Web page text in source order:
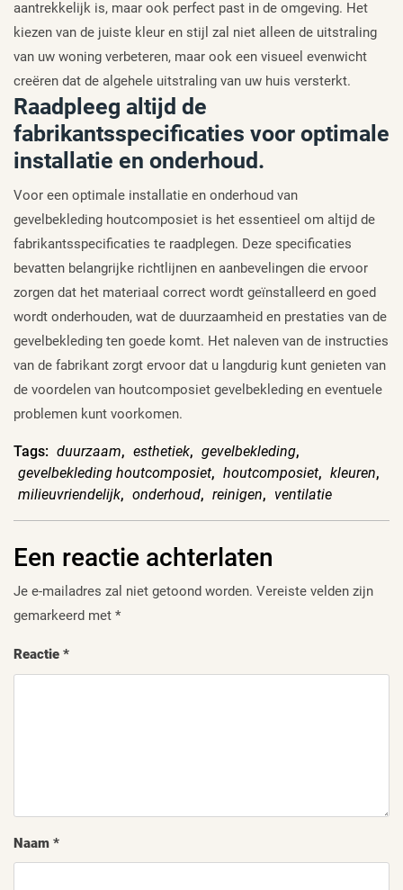
aantrekkelijk is, maar ook perfect past in de omgeving. Het
kiezen van de juiste kleur en stijl zal niet alleen de uitstraling
van uw woning verbeteren, maar ook een visueel evenwicht
creëren dat de algehele uitstraling van uw huis versterkt.
Raadpleeg altijd de
fabrikantsspecificaties voor optimale
installatie en onderhoud.
Voor een optimale installatie en onderhoud van
gevelbekleding houtcomposiet is het essentieel om altijd de
fabrikantsspecificaties te raadplegen. Deze specificaties
bevatten belangrijke richtlijnen en aanbevelingen die ervoor
zorgen dat het materiaal correct wordt geïnstalleerd en goed
wordt onderhouden, wat de duurzaamheid en prestaties van de
gevelbekleding ten goede komt. Het naleven van de instructies
van de fabrikant zorgt ervoor dat u langdurig kunt genieten van
de voordelen van houtcomposiet gevelbekleding en eventuele
problemen kunt voorkomen.
Tags: duurzaam, esthetiek, gevelbekleding,
gevelbekleding houtcomposiet, houtcomposiet, kleuren,
milieuvriendelijk, onderhoud, reinigen, ventilatie
Een reactie achterlaten
Je e-mailadres zal niet getoond worden. Vereiste velden zijn
gemarkeerd met *
Reactie *
Naam *